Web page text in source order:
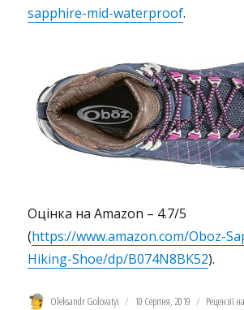
sapphire-mid-waterproof.
Оцінка на Amazon – 4.7/5
(https://www.amazon.com/Oboz-
Hiking-Shoe/dp/B074N8BK52).
Автор
Oleksandr Golovatyi Оприлюднено
10 Серпня, 2019 Категорії
Рецензії